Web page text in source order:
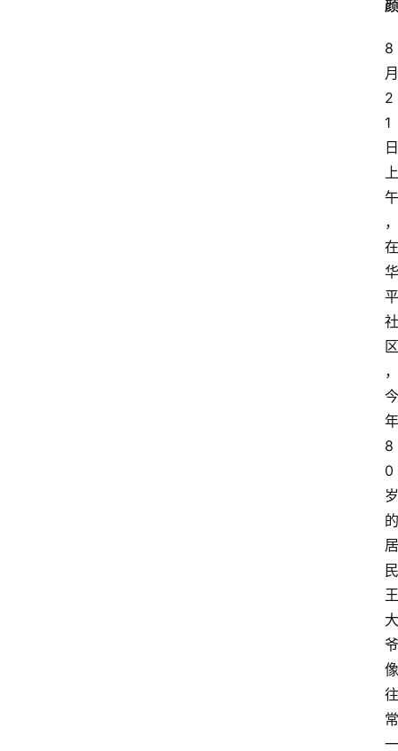
颜
8
月
2
1
日
上
午
，
在
华
平
社
区
，
今
年
8
0
岁
的
居
民
王
大
爷
像
往
常
一